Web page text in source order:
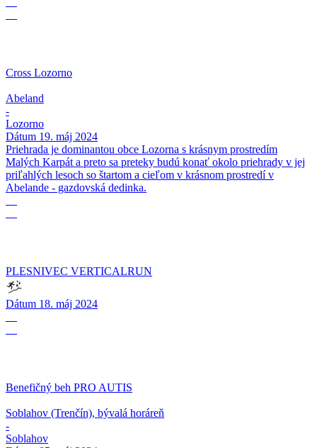
Cross Lozorno
Abeland
-
Lozorno
Dátum 19. máj 2024
Priehrada je dominantou obce Lozorna s krásnym prostredím
Malých Karpát a preto sa preteky budú konať okolo priehrady v jej
priľahlých lesoch so štartom a cieľom v krásnom prostredí v
Abelande - gazdovská dedinka.
PLESNIVEC VERTICALRUN
Dátum 18. máj 2024
Benefičný beh PRO AUTIS
Soblahov (Trenčín), bývalá horáreň
-
Soblahov